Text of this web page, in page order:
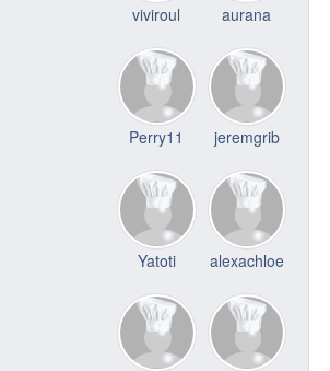
viviroul aurana
Perry11 jeremgrib
Yatoti alexachloe